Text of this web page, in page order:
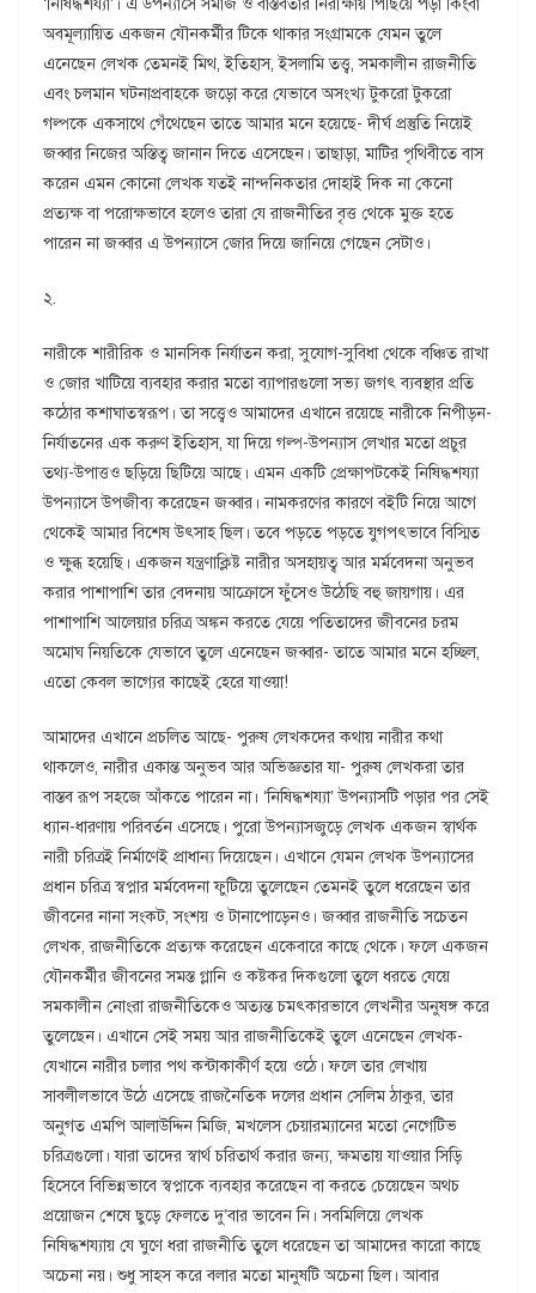
‘নিষিদ্ধশয্যা’। এ উপন্যাসে সমাজ ও বাস্তবতার নিরীক্ষায় পিছিয়ে পড়া কিংবা
অবমূল্যায়িত একজন যৌনকর্মীর টিকে থাকার সংগ্রামকে যেমন তুলে
এনেছেন লেখক তেমনই মিথ, ইতিহাস, ইসলামি তত্ত্ব, সমকালীন রাজনীতি
এবং চলমান ঘটনাপ্রবাহকে জড়ো করে যেভাবে অসংখ্য টুকরো টুকরো
গল্পকে একসাথে গেঁথেছেন তাতে আমার মনে হয়েছে- দীর্ঘ প্রস্তুতি নিয়েই
জব্বার নিজের অস্তিত্ব জানান দিতে এসেছেন। তাছাড়া, মাটির পৃথিবীতে বাস
করেন এমন কোনো লেখক যতই নান্দনিকতার দোহাই দিক না কেনো
প্রত্যক্ষ বা পরোক্ষভাবে হলেও তারা যে রাজনীতির বৃত্ত থেকে মুক্ত হতে
পারেন না জব্বার এ উপন্যাসে জোর দিয়ে জানিয়ে গেছেন সেটাও।
২.
নারীকে শারীরিক ও মানসিক নির্যাতন করা, সুযোগ-সুবিধা থেকে বঞ্চিত রাখা
ও জোর খাটিয়ে ব্যবহার করার মতো ব্যাপারগুলো সভ্য জগৎ ব্যবস্থার প্রতি
কঠোর কশাঘাতস্বরূপ। তা সত্ত্বেও আমাদের এখানে রয়েছে নারীকে নিপীড়ন-
নির্যাতনের এক করুণ ইতিহাস, যা দিয়ে গল্প-উপন্যাস লেখার মতো প্রচুর
তথ্য-উপাত্তও ছড়িয়ে ছিটিয়ে আছে। এমন একটি প্রেক্ষাপটকেই নিষিদ্ধশয্যা
উপন্যাসে উপজীব্য করেছেন জব্বার। নামকরণের কারণে বইটি নিয়ে আগে
থেকেই আমার বিশেষ উৎসাহ ছিল। তবে পড়তে পড়তে যুগপৎভাবে বিস্মিত
ও ক্ষুব্ধ হয়েছি। একজন যন্ত্রণাক্লিষ্ট নারীর অসহায়ত্ব আর মর্মবেদনা অনুভব
করার পাশাপাশি তার বেদনায় আক্রোসে ফুঁসেও উঠেছি বহু জায়গায়। এর
পাশাপাশি আলেয়ার চরিত্র অঙ্কন করতে যেয়ে পতিতাদের জীবনের চরম
অমোঘ নিয়তিকে যেভাবে তুলে এনেছেন জব্বার- তাতে আমার মনে হচ্ছিল,
এতো কেবল ভাগ্যের কাছেই হেরে যাওয়া!
আমাদের এখানে প্রচলিত আছে- পুরুষ লেখকদের কথায় নারীর কথা
থাকলেও, নারীর একান্ত অনুভব আর অভিজ্ঞতার যা- পুরুষ লেখকরা তার
বাস্তব রূপ সহজে আঁকতে পারেন না। ‘নিষিদ্ধশয্যা’ উপন্যাসটি পড়ার পর সেই
ধ্যান-ধারণায় পরিবর্তন এসেছে। পুরো উপন্যাসজুড়ে লেখক একজন স্বার্থক
নারী চরিত্রই নির্মাণেই প্রাধান্য দিয়েছেন। এখানে যেমন লেখক উপন্যাসের
প্রধান চরিত্র স্বপ্নার মর্মবেদনা ফুটিয়ে তুলেছেন তেমনই তুলে ধরেছেন তার
জীবনের নানা সংকট, সংশয় ও টানাপোড়েনও। জব্বার রাজনীতি সচেতন
লেখক, রাজনীতিকে প্রত্যক্ষ করেছেন একেবারে কাছে থেকে। ফলে একজন
যৌনকর্মীর জীবনের সমস্ত গ্লানি ও কষ্টকর দিকগুলো তুলে ধরতে যেয়ে
সমকালীন নোংরা রাজনীতিকেও অত্যন্ত চমৎকারভাবে লেখনীর অনুষঙ্গ করে
তুলেছেন। এখানে সেই সময় আর রাজনীতিকেই তুলে এনেছেন লেখক-
যেখানে নারীর চলার পথ কন্টাকাকীর্ণ হয়ে ওঠে। ফলে তার লেখায়
সাবলীলভাবে উঠে এসেছে রাজনৈতিক দলের প্রধান সেলিম ঠাকুর, তার
অনুগত এমপি আলাউদ্দিন মিজি, মখলেস চেয়ারম্যানের মতো নেগেটিভ
চরিত্রগুলো। যারা তাদের স্বার্থ চরিতার্থ করার জন্য, ক্ষমতায় যাওয়ার সিড়ি
হিসেবে বিভিন্নভাবে স্বপ্নাকে ব্যবহার করেছেন বা করতে চেয়েছেন অথচ
প্রয়োজন শেষে ছুড়ে ফেলতে দু’বার ভাবেন নি। সবমিলিয়ে লেখক
নিষিদ্ধশয্যায় যে ঘুণে ধরা রাজনীতি তুলে ধরেছেন তা আমাদের কারো কাছে
অচেনা নয়। শুধু সাহস করে বলার মতো মানুষটি অচেনা ছিল। আবার